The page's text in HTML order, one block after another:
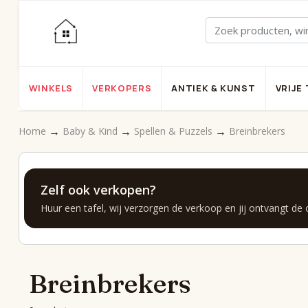
WINKELS VERKOPERS ANTIEK & KUNST VRIJE
Home → Baby & Kind → Spellen & Puzzels → Breinbrekers
Zelf ook verkopen?
Huur een tafel, wij verzorgen de verkoop en jij ontvangt de
Breinbrekers